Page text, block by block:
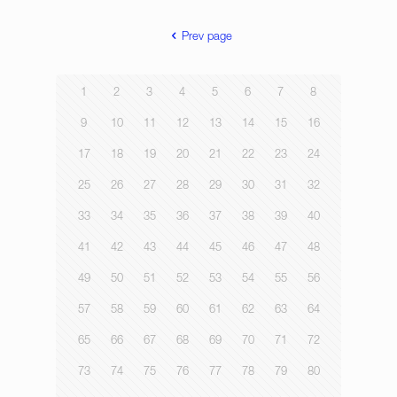
Prev page
1 2 3 4 5 6 7 8
9 10 11 12 13 14 15 16
17 18 19 20 21 22 23 24
25 26 27 28 29 30 31 32
33 34 35 36 37 38 39 40
41 42 43 44 45 46 47 48
49 50 51 52 53 54 55 56
57 58 59 60 61 62 63 64
65 66 67 68 69 70 71 72
73 74 75 76 77 78 79 80